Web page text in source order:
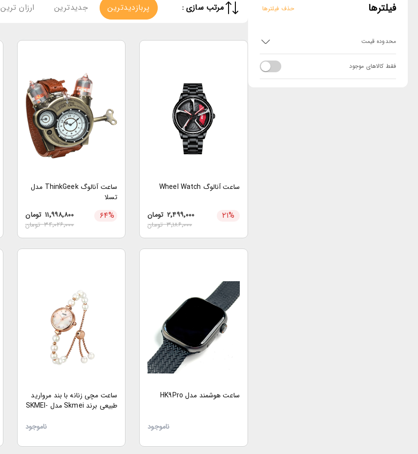
فیلترها حذف فیلترها
محدوده قیمت
فقط کالاهای موجود
مرتب سازی : پربازدیدترین جدیدترین ارزان ترین
ساعت آنالوگ Wheel Watch
۲۱% ۲٬۴۹۹٬۰۰۰تومان
۳٬۱۸۶٬۰۰۰تومان
ساعت آنالوگ ThinkGeek مدل
تسلا
۶۴% ۱۱٬۹۹۸٬۸۰۰تومان
۳۴٬۰۲۶٬۰۰۰تومان
ساعت هوشمند مدل HK9Pro
ناموجود
ساعت مچی زنانه با بند مروارید
طبیعی برند Skmei مدل SKMEI-
ناموجود